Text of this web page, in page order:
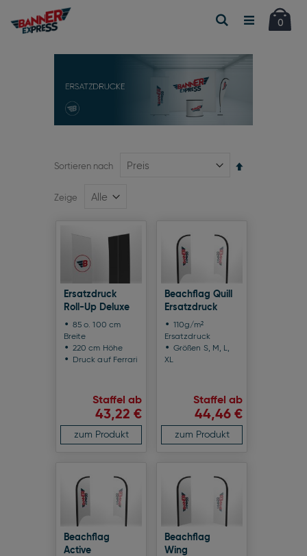
0Artikel
Suche
Sortieren nach
Absteigend
Zeige
Ersatzdruck
Roll-Up Deluxe
85 o. 100 cm
Breite
220 cm Höhe
Druck auf Ferrari
Staffel ab
43,22 €
zum Produkt
Beachflag Quill
Ersatzdruck
110g/m²
Ersatzdruck
Größen S, M, L,
XL
Staffel ab
44,46 €
zum Produkt
Beachflag
Active
Beachflag
Wing